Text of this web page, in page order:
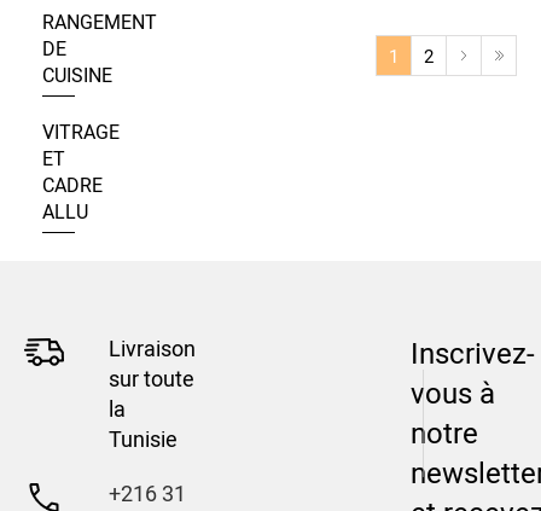
RANGEMENT
DE
CUISINE
VITRAGE
ET
CADRE
ALLU
1 2
Livraison
sur toute
la
Tunisie
+216 31
Inscrivez-
vous à
notre